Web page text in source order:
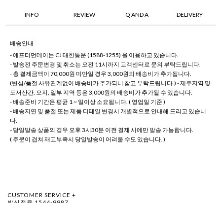
INFO REVIEW Q AND A DELIVERY
배송안내
- 에프터먼데이는 CJ 대한통운 (1588-1255) 을 이용하고 있습니다.
- 발송전 주문변경 및 취소는 오전 11시까지 고객센터로 문의 부탁드립니다.
- 총 결제금액이 70,000원 미만일 경우 3,000원의 배송비가 추가됩니다.
(변심/품절 사유관계없이 배송비가 추가되니 참고 부탁드립니다.) - 제주지역 및
도서산간, 오지, 일부 지역 등은 3,000원의 배송비가 추가될 수 있습니다.
- 배송준비 기간은 평균 1 ~ 일이상 소요됩니다. ( 영업일 기준 )
- 배송지연 및 품절 또는 제품 디테일 변경시 개별적으로 안내해 드리고 있습니
다.
- 당일발송 상품의 경우 오후 3시30분 이전 결제 시에만 발송 가능합니다.
( 주문이 겹쳐 재고부족시 당일발송이 어려울 수도 있습니다. )
CUSTOMER SERVICE +